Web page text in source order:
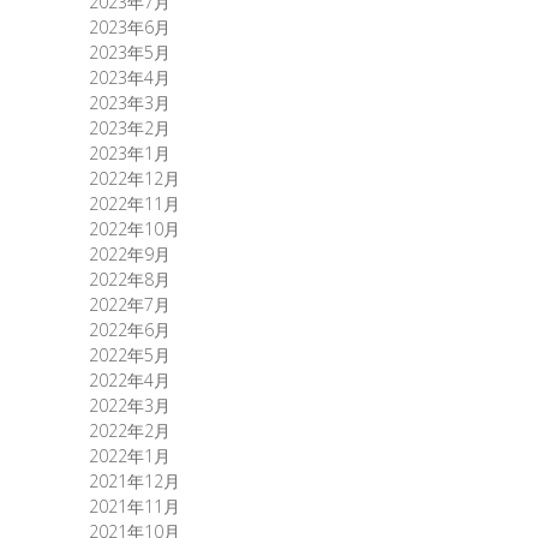
2023年6月
2023年5月
2023年4月
2023年3月
2023年2月
2023年1月
2022年12月
2022年11月
2022年10月
2022年9月
2022年8月
2022年7月
2022年6月
2022年5月
2022年4月
2022年3月
2022年2月
2022年1月
2021年12月
2021年11月
2021年10月